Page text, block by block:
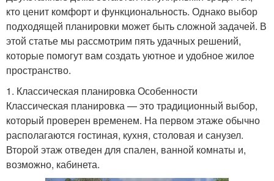
кто ценит комфорт и функциональность. Однако выбор
подходящей планировки может быть сложной задачей. В
этой статье мы рассмотрим пять удачных решений,
которые помогут вам создать уютное и удобное жилое
пространство.
1. Классическая планировка Особенности
Классическая планировка — это традиционный выбор,
который проверен временем. На первом этаже обычно
располагаются гостиная, кухня, столовая и санузел.
Второй этаж отведен для спален, ванной комнаты и,
возможно, кабинета.